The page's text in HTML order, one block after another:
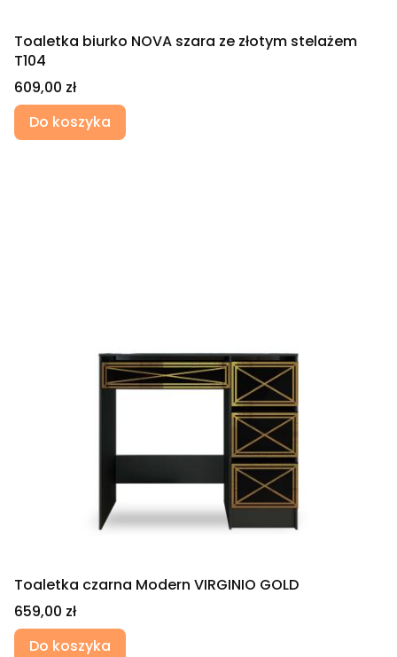
Toaletka biurko NOVA szara ze złotym stelażem
T104
Cena
609,00 zł
Do koszyka
Toaletka czarna Modern VIRGINIO GOLD
Cena
659,00 zł
Do koszyka